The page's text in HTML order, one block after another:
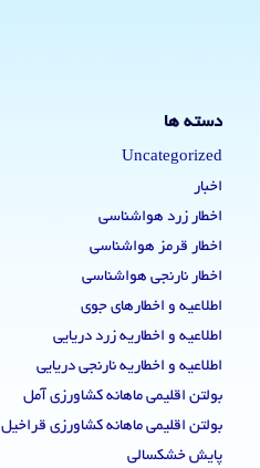
دسته ها
Uncategorized
اخبار
اخطار زرد هواشناسی
اخطار قرمز هواشناسی
اخطار نارنجی هواشناسی
اطلاعیه و اخطارهای جوی
اطلاعیه و اخطاریه زرد دریایی
اطلاعیه و اخطاریه نارنجی دریایی
بولتن اقلیمی ماهانه کشاورزی آمل
بولتن اقلیمی ماهانه کشاورزی قراخیل
پایش خشکسالی